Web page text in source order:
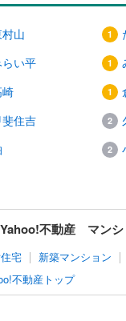
山
い平
斐住吉
Yahoo!不動産 マンシ
宅 新築マンション
不動産トップ